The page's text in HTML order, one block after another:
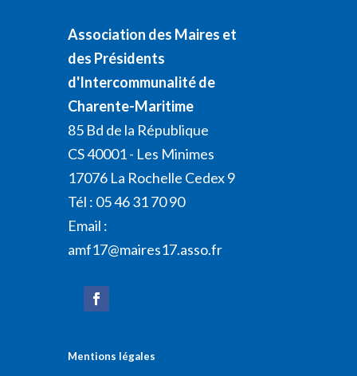
Association des Maires et
des Présidents
d'Intercommunalité de
Charente-Maritime
85 Bd de la République
CS 40001 - Les Minimes
17076 La Rochelle Cedex 9
Tél : 05 46 31 70 90
Email :
amf17@maires17.asso.fr
Mentions légales